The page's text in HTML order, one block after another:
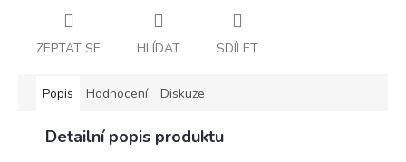
ZEPTAT SE HLÍDAT SDÍLET
Popis Hodnocení Diskuze
Detailní popis produktu